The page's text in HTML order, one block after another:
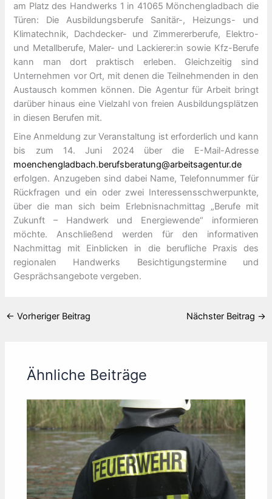
am Platz des Handwerks 1 in 41065 Mönchengladbach die
Türen: Die Ausbildungsberufe Sanitär-, Heizungs- und
Klimatechnik, Dachdecker- und Zimmererberufe, Elektro-
und Metallberufe, Maler- und Lackierer:in sowie Kfz-Berufe
kann man dort praktisch erleben. Gleichzeitig sind
Unternehmen vor Ort, mit denen die Teilnehmenden in den
Austausch kommen können. Die Agentur für Arbeit bringt
darüber hinaus eine Vielzahl von freien Ausbildungsplätzen
in diesen Berufen mit.
Eine Anmeldung zur Veranstaltung ist erforderlich und kann
bis zum 14. Juni 2024 über die E-Mail-Adresse
moenchengladbach.berufsberatung@arbeitsagentur.de
erfolgen. Anzugeben sind dabei Name, Telefonnummer für
Rückfragen und ein oder zwei Interessensschwerpunkte,
über die man sich beim Erlebnisnachmittag „Berufe mit
Zukunft – Handwerk und Energiewende“ informieren
möchte. Anschließend werden für den informativen
Nachmittag mit Einblicken in die berufliche Praxis des
regionalen Handwerks Besichtigungstermine und
Gesprächsangebote vergeben.
← Vorheriger Beitrag Nächster Beitrag →
Ähnliche Beiträge